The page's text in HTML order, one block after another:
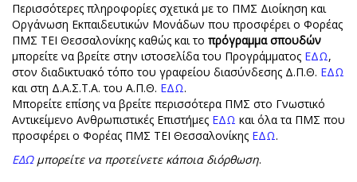
Περισσότερες πληροφορίες σχετικά με το ΠΜΣ Διοίκηση και
Οργάνωση Εκπαιδευτικών Μονάδων που προσφέρει ο Φορέας
ΠΜΣ ΤΕΙ Θεσσαλονίκης καθώς και το πρόγραμμα σπουδών
μπορείτε να βρείτε στην ιστοσελίδα του Προγράμματος ΕΔΩ,
στον διαδικτυακό τόπο του γραφείου διασύνδεσης Δ.Π.Θ. ΕΔΩ
και στη Δ.Α.Σ.Τ.Α. του Α.Π.Θ. ΕΔΩ.
Μπορείτε επίσης να βρείτε περισσότερα ΠΜΣ στο Γνωστικό
Αντικείμενο Ανθρωπιστικές Επιστήμες ΕΔΩ και όλα τα ΠΜΣ που
προσφέρει ο Φορέας ΠΜΣ ΤΕΙ Θεσσαλονίκης ΕΔΩ.
ΕΔΩμπορείτε να προτείνετε κάποια διόρθωση.